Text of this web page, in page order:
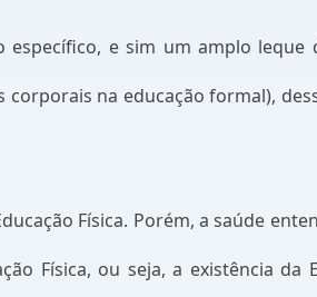
e sim um amplo
na educação formal),
Física. Porém, a saúde
Física, ou seja, a existência da